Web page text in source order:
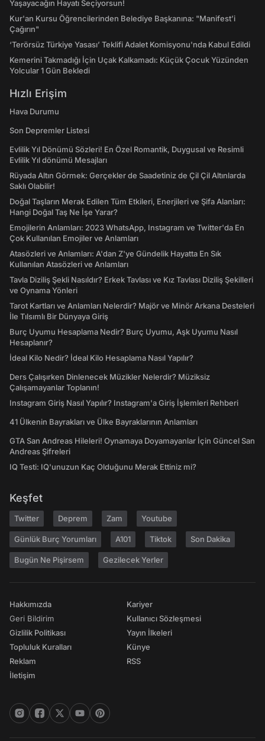
Yaşayacağın Hayatı Seçiyorsun!
Kur'an Kursu Öğrencilerinden Belediye Başkanına: "Manifest’i
Çağırın"
‘Terörsüz Türkiye Yasası’ Teklifi Adalet Komisyonu'nda Kabul Edildi
Kemerini Takmadığı İçin Uçak Kalkamadı: Küçük Çocuk Yüzünden
Yolcular 1 Gün Bekledi
Hızlı Erişim
Hava Durumu
Son Depremler Listesi
Evlilik Yıl Dönümü Sözleri! En Özel Romantik, Duygusal ve Resimli
Evlilik Yıl dönümü Mesajları
Rüyada Altın Görmek: Gerçekler de Saadetiniz de Çil Çil Altınlarda
Saklı Olabilir!
Doğal Taşların Merak Edilen Tüm Etkileri, Enerjileri ve Şifa Alanları:
Hangi Doğal Taş Ne İşe Yarar?
Emojilerin Anlamları: 2023 WhatsApp, Instagram ve Twitter'da En
Çok Kullanılan Emojiler ve Anlamları
Atasözleri ve Anlamları: A'dan Z'ye Gündelik Hayatta En Sık
Kullanılan Atasözleri ve Anlamları
Tavla Diziliş Şekli Nasıldır? Erkek Tavlası ve Kız Tavlası Diziliş Şekilleri
ve Oynama Yönleri
Tarot Kartları ve Anlamları Nelerdir? Majör ve Minör Arkana Desteleri
İle Tılsımlı Bir Dünyaya Giriş
Burç Uyumu Hesaplama Nedir? Burç Uyumu, Aşk Uyumu Nasıl
Hesaplanır?
İdeal Kilo Nedir? İdeal Kilo Hesaplama Nasıl Yapılır?
Ders Çalışırken Dinlenecek Müzikler Nelerdir? Müziksiz
Çalışamayanlar Toplanın!
Instagram Giriş Nasıl Yapılır? Instagram'a Giriş İşlemleri Rehberi
41 Ülkenin Bayrakları ve Ülke Bayraklarının Anlamları
GTA San Andreas Hileleri! Oynamaya Doyamayanlar İçin Güncel San
Andreas Şifreleri
IQ Testi: IQ'unuzun Kaç Olduğunu Merak Ettiniz mi?
Keşfet
Twitter Deprem Zam Youtube
Günlük Burç Yorumları A101 Tiktok Son Dakika
Bugün Ne Pişirsem Gezilecek Yerler
Hakkımızda
Geri Bildirim
Gizlilik Politikası
Topluluk Kuralları
Reklam
İletişim
Kariyer
Kullanıcı Sözleşmesi
Yayın İlkeleri
Künye
RSS